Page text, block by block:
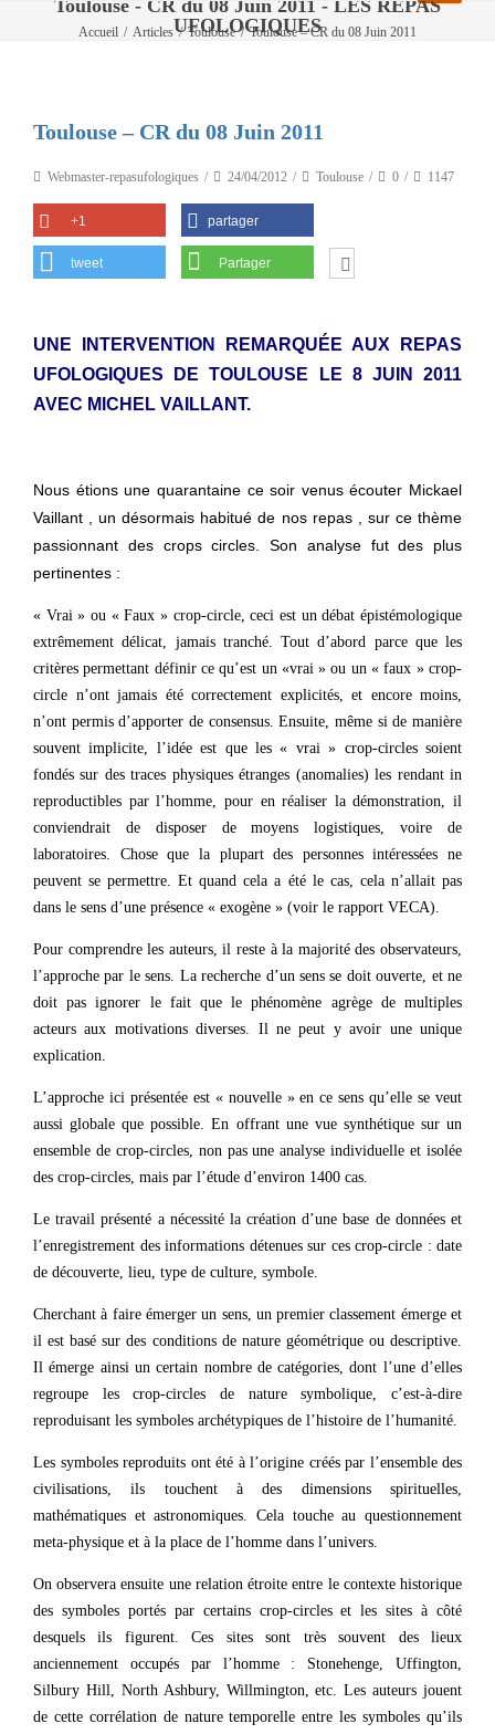
Toulouse - CR du 08 Juin 2011 - LES REPAS
UFOLOGIQUES
Accueil / Articles / Toulouse / Toulouse – CR du 08 Juin 2011
Toulouse – CR du 08 Juin 2011
Webmaster-repasufologiques 24/04/2012 Toulouse 0 1147
+1 partager
tweet Partager
UNE INTERVENTION REMARQUÉE AUX REPAS
UFOLOGIQUES DE TOULOUSE LE 8 JUIN 2011
AVEC MICHEL VAILLANT.
Nous étions une quarantaine ce soir venus écouter Mickael
Vaillant , un désormais habitué de nos repas , sur ce thème
passionnant des crops circles. Son analyse fut des plus
pertinentes :
« Vrai » ou « Faux » crop-circle, ceci est un débat épistémologique
extrêmement délicat, jamais tranché. Tout d’abord parce que les
critères permettant définir ce qu’est un «vrai » ou un « faux » crop-
circle n’ont jamais été correctement explicités, et encore moins,
n’ont permis d’apporter de consensus. Ensuite, même si de manière
souvent implicite, l’idée est que les « vrai » crop-circles soient
fondés sur des traces physiques étranges (anomalies) les rendant in
reproductibles par l’homme, pour en réaliser la démonstration, il
conviendrait de disposer de moyens logistiques, voire de
laboratoires. Chose que la plupart des personnes intéressées ne
peuvent se permettre. Et quand cela a été le cas, cela n’allait pas
dans le sens d’une présence « exogène » (voir le rapport VECA).
Pour comprendre les auteurs, il reste à la majorité des observateurs,
l’approche par le sens. La recherche d’un sens se doit ouverte, et ne
doit pas ignorer le fait que le phénomène agrège de multiples
acteurs aux motivations diverses. Il ne peut y avoir une unique
explication.
L’approche ici présentée est « nouvelle » en ce sens qu’elle se veut
aussi globale que possible. En offrant une vue synthétique sur un
ensemble de crop-circles, non pas une analyse individuelle et isolée
des crop-circles, mais par l’étude d’environ 1400 cas.
Le travail présenté a nécessité la création d’une base de données et
l’enregistrement des informations détenues sur ces crop-circle : date
de découverte, lieu, type de culture, symbole.
Cherchant à faire émerger un sens, un premier classement émerge et
il est basé sur des conditions de nature géométrique ou descriptive.
Il émerge ainsi un certain nombre de catégories, dont l’une d’elles
regroupe les crop-circles de nature symbolique, c’est-à-dire
reproduisant les symboles archétypiques de l’histoire de l’humanité.
Les symboles reproduits ont été à l’origine créés par l’ensemble des
civilisations, ils touchent à des dimensions spirituelles,
mathématiques et astronomiques. Cela touche au questionnement
meta-physique et à la place de l’homme dans l’univers.
On observera ensuite une relation étroite entre le contexte historique
des symboles portés par certains crop-circles et les sites à côté
desquels ils figurent. Ces sites sont très souvent des lieux
anciennement occupés par l’homme : Stonehenge, Uffington,
Silbury Hill, North Ashbury, Willmington, etc. Les auteurs jouent
de cette corrélation de nature temporelle entre les symboles qu’ils